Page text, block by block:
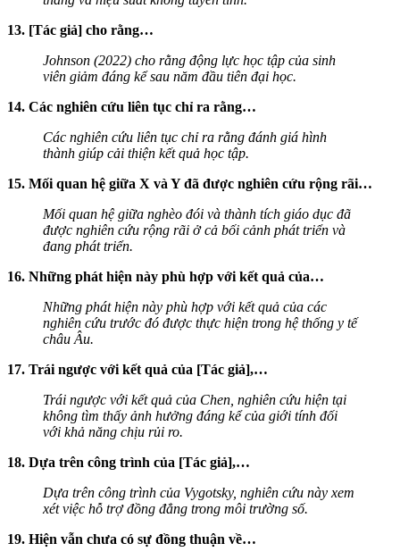
13. [Tác giả] cho rằng…
Johnson (2022) cho rằng động lực học tập của sinh
viên giảm đáng kể sau năm đầu tiên đại học.
14. Các nghiên cứu liên tục chỉ ra rằng…
Các nghiên cứu liên tục chỉ ra rằng đánh giá hình
thành giúp cải thiện kết quả học tập.
15. Mối quan hệ giữa X và Y đã được nghiên cứu rộng rãi…
Mối quan hệ giữa nghèo đói và thành tích giáo dục đã
được nghiên cứu rộng rãi ở cả bối cảnh phát triển và
đang phát triển.
16. Những phát hiện này phù hợp với kết quả của…
Những phát hiện này phù hợp với kết quả của các
nghiên cứu trước đó được thực hiện trong hệ thống y tế
châu Âu.
17. Trái ngược với kết quả của [Tác giả],…
Trái ngược với kết quả của Chen, nghiên cứu hiện tại
không tìm thấy ảnh hưởng đáng kể của giới tính đối
với khả năng chịu rủi ro.
18. Dựa trên công trình của [Tác giả],…
Dựa trên công trình của Vygotsky, nghiên cứu này xem
xét việc hỗ trợ đồng đẳng trong môi trường số.
19. Hiện vẫn chưa có sự đồng thuận về…